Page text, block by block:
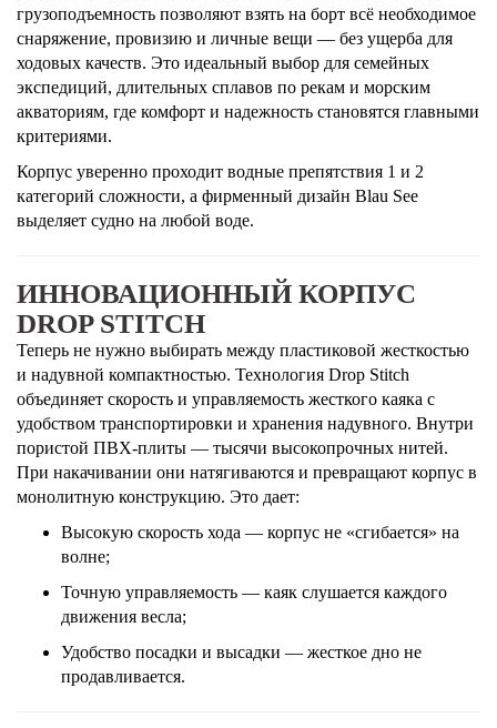
грузоподъемность позволяют взять на борт всё необходимое
снаряжение, провизию и личные вещи — без ущерба для
ходовых качеств. Это идеальный выбор для семейных
экспедиций, длительных сплавов по рекам и морским
акваториям, где комфорт и надежность становятся главными
критериями.
Корпус уверенно проходит водные препятствия 1 и 2
категорий сложности, а фирменный дизайн Blau See
выделяет судно на любой воде.
ИННОВАЦИОННЫЙ КОРПУС
DROP STITCH
Теперь не нужно выбирать между пластиковой жесткостью
и надувной компактностью. Технология Drop Stitch
объединяет скорость и управляемость жесткого каяка с
удобством транспортировки и хранения надувного. Внутри
пористой ПВХ-плиты — тысячи высокопрочных нитей.
При накачивании они натягиваются и превращают корпус в
монолитную конструкцию. Это дает:
Высокую скорость хода — корпус не «сгибается» на
волне;
Точную управляемость — каяк слушается каждого
движения весла;
Удобство посадки и высадки — жесткое дно не
продавливается.